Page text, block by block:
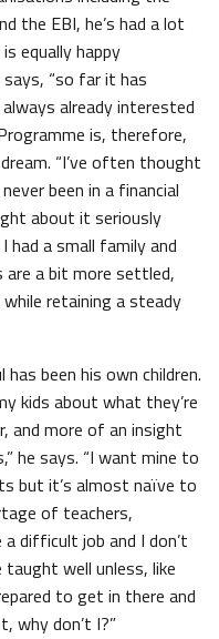
the EBI, he’s had a lot
equally happy
“so far it has
already interested
is, therefore,
“I’ve often thought
been in a financial
about it seriously
a small family and
a bit more settled,
retaining a steady
been his own children.
kids about what they’re
and more of an insight
he says. “I want mine to
but it’s almost naïve to
of teachers,
a difficult job and I don’t
well unless, like
to get in there and
why don’t I?”